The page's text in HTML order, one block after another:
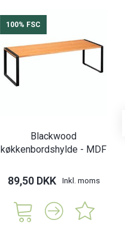
100% FSC
Blackwood
køkkenbordshylde - MDF
89,50 DKK Inkl. moms